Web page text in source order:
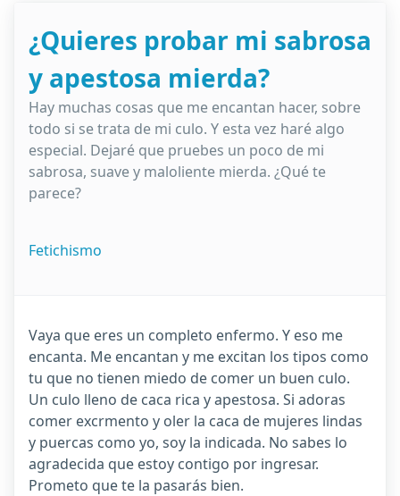
¿Quieres probar mi sabrosa
y apestosa mierda?
Hay muchas cosas que me encantan hacer, sobre
todo si se trata de mi culo. Y esta vez haré algo
especial. Dejaré que pruebes un poco de mi
sabrosa, suave y maloliente mierda. ¿Qué te
parece?
Fetichismo
Vaya que eres un completo enfermo. Y eso me
encanta. Me encantan y me excitan los tipos como
tu que no tienen miedo de comer un buen culo.
Un culo lleno de caca rica y apestosa. Si adoras
comer excrmento y oler la caca de mujeres lindas
y puercas como yo, soy la indicada. No sabes lo
agradecida que estoy contigo por ingresar.
Prometo que te la pasarás bien.